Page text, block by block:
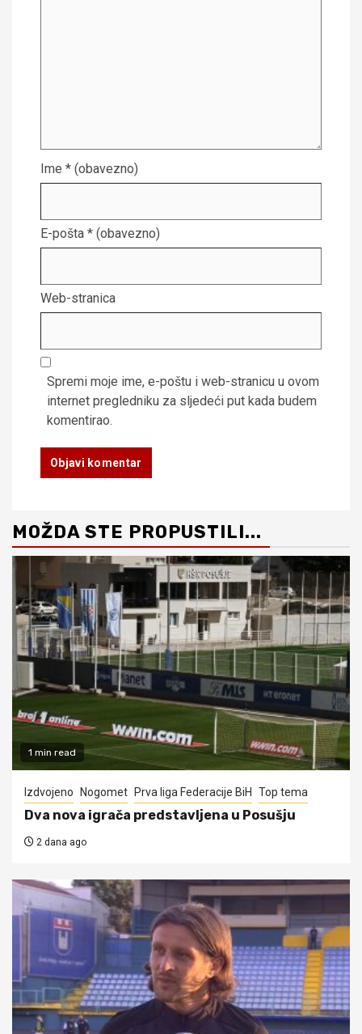
Ime * (obavezno)
E-pošta * (obavezno)
Web-stranica
Spremi moje ime, e-poštu i web-stranicu u ovom
internet pregledniku za sljedeći put kada budem
komentirao.
MOŽDA STE PROPUSTILI...
1 min read
Izdvojeno Nogomet Prva liga Federacije BiH Top tema
Dva nova igrača predstavljena u Posušju
2 dana ago